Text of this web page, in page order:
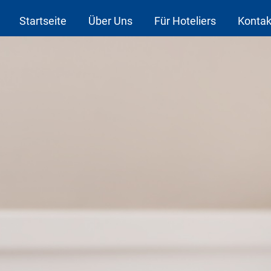
Startseite Über Uns Für Hoteliers